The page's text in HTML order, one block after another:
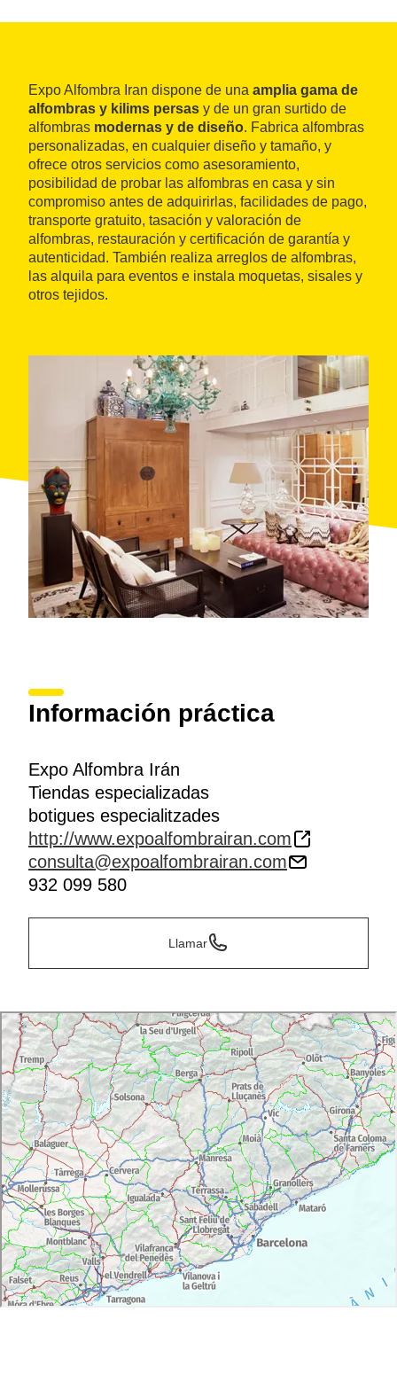
Expo Alfombra Iran dispone de una amplia gama de
alfombras y kilims persas y de un gran surtido de
alfombras modernas y de diseño. Fabrica alfombras
personalizadas, en cualquier diseño y tamaño, y
ofrece otros servicios como asesoramiento,
posibilidad de probar las alfombras en casa y sin
compromiso antes de adquirirlas, facilidades de pago,
transporte gratuito, tasación y valoración de
alfombras, restauración y certificación de garantía y
autenticidad. También realiza arreglos de alfombras,
las alquila para eventos e instala moquetas, sisales y
otros tejidos.
Información práctica
Expo Alfombra Irán
Tiendas especializadas
botigues especialitzades
http://www.expoalfombrairan.com
consulta@expoalfombrairan.com
932 099 580
Llamar